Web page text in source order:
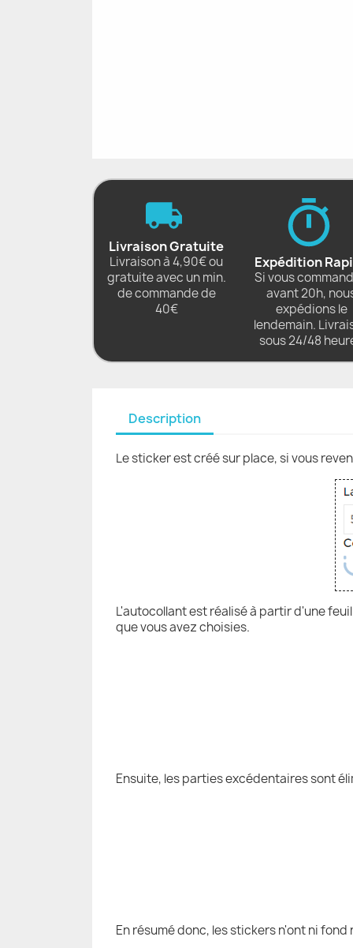
Livraison Gratuite
Livraison à 4,90€ ou
gratuite avec un min.
de commande de
40€
Expédition
Si vous
avant 20h,
expédions le
lendemain.
sous 24/48
Description
Le sticker est créé sur place, si vous
L'autocollant est réalisé à partir d'une
que vous avez choisies.
Ensuite, les parties excédentaires sont
En résumé donc, les stickers n'ont ni